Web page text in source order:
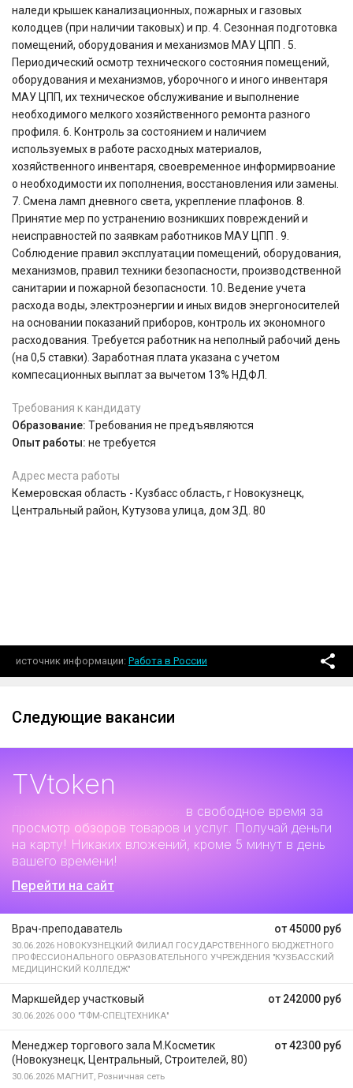
наледи крышек канализационных, пожарных и газовых
колодцев (при наличии таковых) и пр. 4. Сезонная подготовка
помещений, оборудования и механизмов МАУ ЦПП . 5.
Периодический осмотр технического состояния помещений,
оборудования и механизмов, уборочного и иного инвентаря
МАУ ЦПП, их техническое обслуживание и выполнение
необходимого мелкого хозяйственного ремонта разного
профиля. 6. Контроль за состоянием и наличием
используемых в работе расходных материалов,
хозяйственного инвентаря, своевременное информирвоание
о необходимости их пополнения, восстановления или замены.
7. Смена ламп дневного света, укрепление плафонов. 8.
Принятие мер по устранению возникших повреждений и
неисправностей по заявкам работников МАУ ЦПП . 9.
Соблюдение правил эксплуатации помещений, оборудования,
механизмов, правил техники безопасности, производственной
санитарии и пожарной безопасности. 10. Ведение учета
расхода воды, электроэнергии и иных видов энергоносителей
на основании показаний приборов, контроль их экономного
расходования. Требуется работник на неполный рабочий день
(на 0,5 ставки). Заработная плата указана с учетом
компесационных выплат за вычетом 13% НДФЛ.
Требования к кандидату
Образование: Tребования не предъявляются
Опыт работы: не требуется
Адрес места работы
Кемеровская область - Кузбасс область, г Новокузнецк,
Центральный район, Кутузова улица, дом ЗД. 80
источник информации Работа в России
Следующие вакансии
TVtoken
в свободное время за
просмотр обзоров товаров и услуг. Получай деньги
на карту! Никаких вложений, кроме 5 минут в день
вашего времени!
Перейти на сайт
от 45000 руб
Врач-преподаватель
30.06.2026 НОВОКУЗНЕЦКИЙ ФИЛИАЛ ГОСУДАРСТВЕННОГО БЮДЖЕТНОГО
ПРОФЕССИОНАЛЬНОГО ОБРАЗОВАТЕЛЬНОГО УЧРЕЖДЕНИЯ "КУЗБАССКИЙ
МЕДИЦИНСКИЙ КОЛЛЕДЖ"
от 242000 руб
Маркшейдер участковый
30.06.2026 ООО "ТФМ-СПЕЦТЕХНИКА"
от 42300 руб
Менеджер торгового зала М.Косметик
(Новокузнецк, Центральный, Строителей, 80)
30.06.2026 МАГНИТ, Розничная сеть